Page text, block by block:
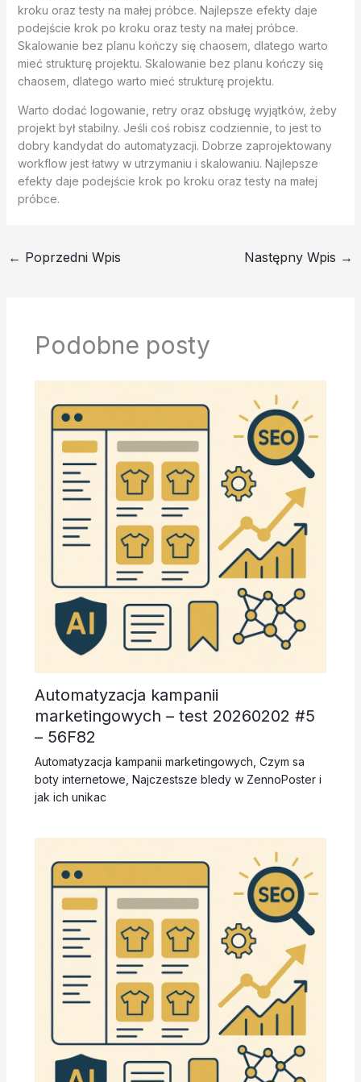
kroku oraz testy na małej próbce. Najlepsze efekty daje
podejście krok po kroku oraz testy na małej próbce.
Skalowanie bez planu kończy się chaosem, dlatego warto
mieć strukturę projektu. Skalowanie bez planu kończy się
chaosem, dlatego warto mieć strukturę projektu.
Warto dodać logowanie, retry oraz obsługę wyjątków, żeby
projekt był stabilny. Jeśli coś robisz codziennie, to jest to
dobry kandydat do automatyzacji. Dobrze zaprojektowany
workflow jest łatwy w utrzymaniu i skalowaniu. Najlepsze
efekty daje podejście krok po kroku oraz testy na małej
próbce.
← Poprzedni Wpis Następny Wpis →
Podobne posty
Automatyzacja kampanii
marketingowych – test 20260202 #5
– 56F82
Automatyzacja kampanii marketingowych Czym sa
boty internetowe Najczestsze bledy w ZennoPoster i
jak ich unikac